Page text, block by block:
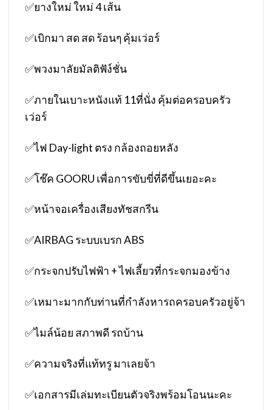
✅ยางใหม่ ใหม่ 4 เส้น
✅เบิกมา สด สด ร้อนๆ คุ้มเว่อร์
✅พวงมาลัยมัลติฟัง์ชั่น
✅ภายในเบาะหนังแท้ 11ที่นั่ง คุ้มต่อครอบครัว
เว่อร์
✅ไฟ Day-light ตรง กล้องถอยหลัง
✅โช๊ค GOORU เพื่อการขับขี่ที่ดีขึ้นเยอะคะ
✅หน้าจอเครื่องเสียงทัชสกรีน
✅AIRBAG ระบบเบรก ABS
✅กระจกปรับไฟฟ้า + ไฟเลี้ยวที่กระจกมองข้าง
✅เหมาะมากกับท่านที่กำลังหารถครอบครัวอยู่จ้า
✅ไมล์น้อย สภาพดี รถบ้าน
✅ความจริงที่แท้ทรู มาเลยจ้า
✅เอกสารมีเล่มทะเบียนตัวจริงพร้อมโอนนะคะ